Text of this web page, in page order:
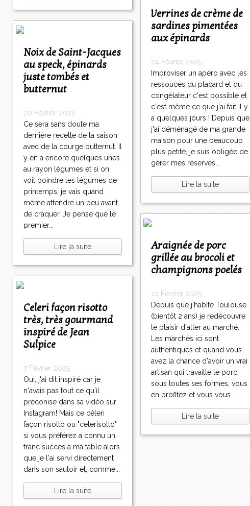
Verrines de crème de
sardines pimentées
aux épinards
24 Février 2025
Improviser un apéro avec les
ressouces du placard et du
congélateur c'est possible et
c'est même ce que j'ai fait il y
a quelques jours ! Depuis que
j'ai déménagé de ma grande
maison pour une beaucoup
plus petite, je suis obligée de
gérer mes réserves...
Lire la suite
Noix de Saint-Jacques
au speck, épinards
juste tombés et
butternut
20 Février 2025
Ce sera sans doute ma
dernière recette de la saison
avec de la courge butternut. Il
y en a encore quelques unes
au rayon légumes et si on
voit poindre les légumes de
printemps, je vais quand
même attendre un peu avant
de craquer. Je pense que le
premier...
Lire la suite
Araignée de porc
grillée au brocoli et
champignons poelés
10 Février 2025
Depuis que j'habite Toulouse
(bientôt 2 ans) je redécouvre
le plaisir d'aller au marché.
Les marchés ici sont
authentiques et quand vous
avez la chance d'avoir un vrai
artisan qui travaille le porc
sous toutes ses formes, vous
en profitez et vous vous...
Lire la suite
Celeri façon risotto
très, très gourmand
inspiré de Jean
Sulpice
7 Février 2025
Oui, j'ai dit inspiré car je
n'avais pas tout ce qu'il
préconise dans sa vidéo sur
Instagram! Mais ce céleri
façon risotto ou "celerisotto"
si vous préférez a connu un
franc succés à ma table alors
que je l'ai servi directement
dans son sautoir et, comme...
Lire la suite